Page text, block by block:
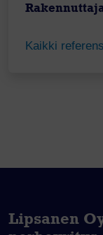
Kaikki
Lipsanen